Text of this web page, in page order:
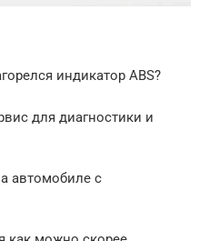
индикатор ABS?
для диагностики и
автомобиле с